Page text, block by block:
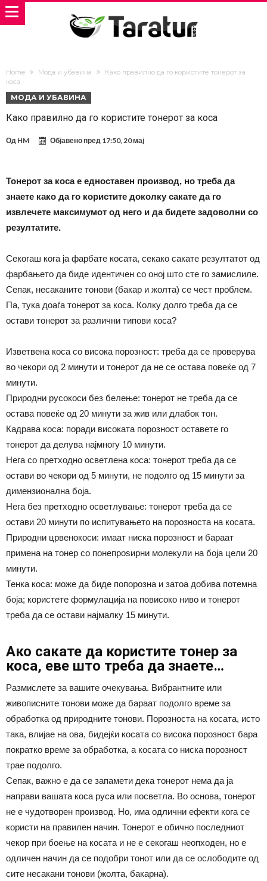
Home Мода и убавина
Како правилно да го користите тонерот за
коса
МОДА И УБАВИНА
Како правилно да го користите тонерот за коса
Од HM Објавено пред 17:50, 20 мај
Тонерот за коса е едноставен производ, но треба да
знаете како да го користите доколку сакате да го
извлечете максимумот од него и да бидете задоволни со
резултатите.
Секогаш кога ја фарбате косата, секако сакате резултатот од
фарбањето да биде идентичен со оној што сте го замислиле.
Сепак, несаканите тонови (бакар и жолта) се чест проблем.
Па, тука доаѓа тонерот за коса. Колку долго треба да се
остави тонерот за различни типови коса?
Изветвена коса со висока порозност: треба да се проверува
во чекори од 2 минути и тонерот да не се остава повеќе од 7
минути.
Природни русокоси без белење: тонерот не треба да се
остава повеќе од 20 минути за жив или длабок тон.
Кадрава коса: поради високата порозност оставете го
тонерот да делува најмногу 10 минути.
Нега со претходно осветлена коса: тонерот треба да се
остави во чекори од 5 минути, не подолго од 15 минути за
димензионална боја.
Нега без претходно осветлување: тонерот треба да се
остави 20 минути по испитувањето на порозноста на косата.
Природни црвенокоси: имаат ниска порозност и бараат
примена на тонер со понепроѕирни молекули на боја цели 20
минути.
Тенка коса: може да биде попорозна и затоа добива потемна
боја; користете формулација на повисоко ниво и тонерот
треба да се остави најмалку 15 минути.
Ако сакате да користите тонер за
коса, еве што треба да знаете…
Размислете за вашите очекувања. Вибрантните или
живописните тонови може да бараат подолго време за
обработка од природните тонови. Порозноста на косата, исто
така, влијае на ова, бидејќи косата со висока порозност бара
пократко време за обработка, а косата со ниска порозност
трае подолго.
Сепак, важно е да се запамети дека тонерот нема да ја
направи вашата коса руса или посветла. Во основа, тонерот
не е чудотворен производ. Но, има одлични ефекти кога се
користи на правилен начин. Тонерот е обично последниот
чекор при боење на косата и не е секогаш неопходен, но е
одличен начин да се подобри тонот или да се ослободите од
сите несакани тонови (жолта, бакарна).